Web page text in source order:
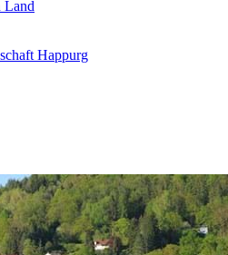
Land
Happurg